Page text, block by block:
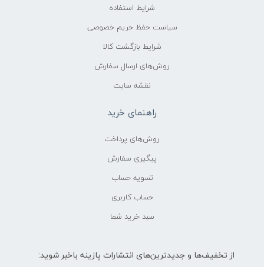
شرایط استفاده
سیاست حفظ حریم خصوصی
شرایط بازگشت کالا
روش‌های ارسال سفارش
نقشه سایت
راهنمای خرید
روش‌های پرداخت
پیگیری سفارش
تسویه حساب
حساب کاربری
سبد خرید شما
از تخفیف‌ها و جدیدترین‌های انتشارات پازینه باخبر شوید: